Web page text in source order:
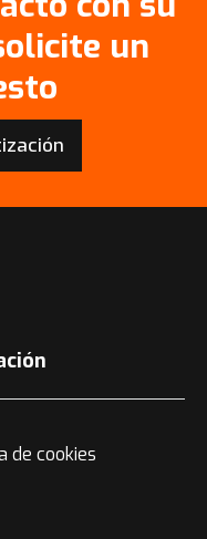
un
de cookies